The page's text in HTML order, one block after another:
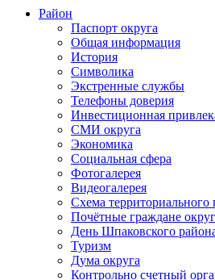
Район
Паспорт округа
Общая информация
История
Символика
Экстренные службы
Телефоны доверия
Инвестиционная
СМИ округа
Экономика
Социальная сфера
Фотогалерея
Видеогалерея
Схема территориального
Почётные граждане
День Шпаковского
Туризм
Дума округа
Контрольно счетный